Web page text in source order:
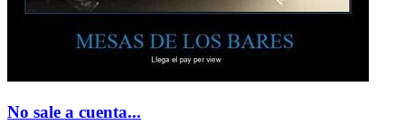
No sale a cuenta...